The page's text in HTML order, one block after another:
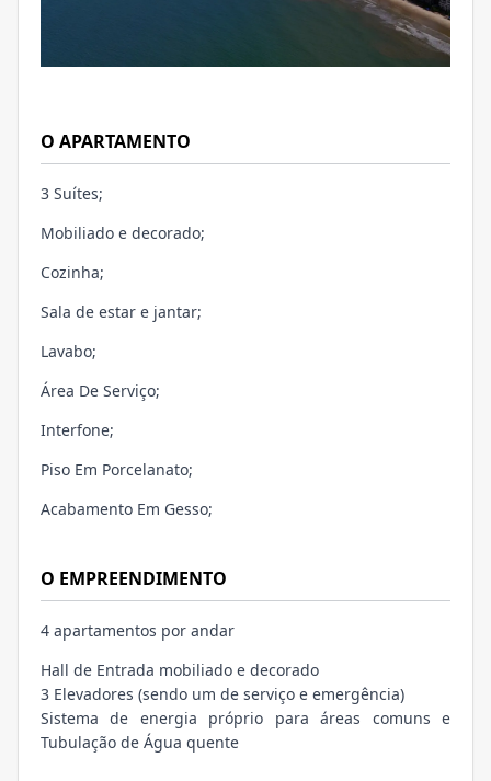
O APARTAMENTO
3 Suítes;
Mobiliado e decorado;
Cozinha;
Sala de estar e jantar;
Lavabo;
Área De Serviço;
Interfone;
Piso Em Porcelanato;
Acabamento Em Gesso;
O EMPREENDIMENTO
4 apartamentos por andar
Hall de Entrada mobiliado e decorado
3 Elevadores (sendo um de serviço e emergência)
Sistema de energia próprio para áreas comuns e
Tubulação de Água quente